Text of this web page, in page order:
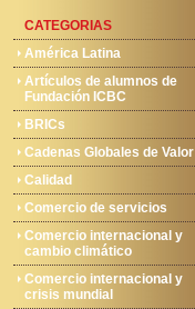
CATEGORIAS
América Latina
Artículos de alumnos de
Fundación ICBC
BRICs
Cadenas Globales de Valor
Calidad
Comercio de servicios
Comercio internacional y
cambio climático
Comercio internacional y
crisis mundial